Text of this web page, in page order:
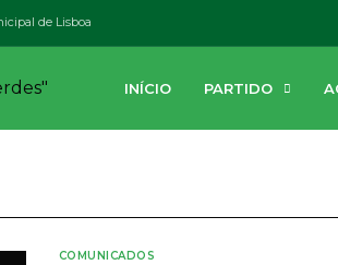
de Lisboa
INÍCIO PARTIDO
COMUNICADOS